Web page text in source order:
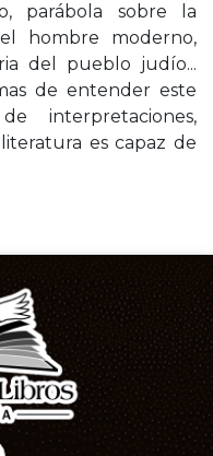
parábola sobre la
hombre moderno,
del pueblo judío...
de entender este
interpretaciones,
es capaz de